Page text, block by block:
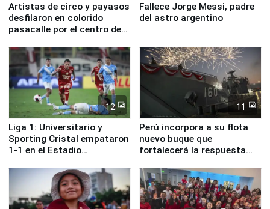
Artistas de circo y payasos
desfilaron en colorido
pasacalle por el centro de
Fallece Jorge Messi, padre
del astro argentino
12
Liga 1: Universitario y
Sporting Cristal empataron
1-1 en el Estadio
11
Perú incorpora a su flota
nuevo buque que
fortalecerá la respuesta